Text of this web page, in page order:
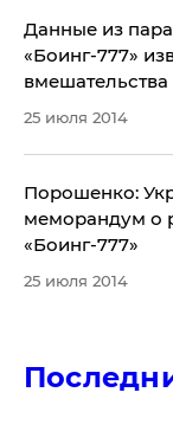
Данные из
«Боинг-777»
вмешательства
25 июля 2014
Порошенко:
меморандум о
«Боинг-777»
25 июля 2014